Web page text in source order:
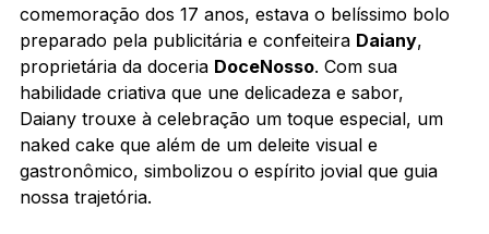
comemoração dos 17 anos, estava o belíssimo bolo
preparado pela publicitária e confeiteira Daiany,
proprietária da doceria DoceNosso. Com sua
habilidade criativa que une delicadeza e sabor,
Daiany trouxe à celebração um toque especial, um
naked cake que além de um deleite visual e
gastronômico, simbolizou o espírito jovial que guia
nossa trajetória.